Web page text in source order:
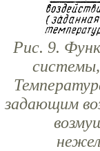
Рис. 9.
задающим